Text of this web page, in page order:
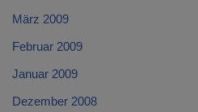
März 2009
Februar 2009
Januar 2009
Dezember 2008